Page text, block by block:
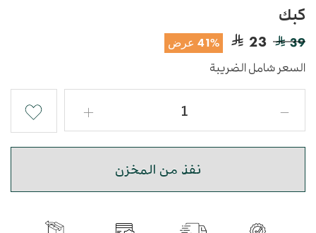
كبك
39
23 41% عرض
السعر شامل الضريبة
نفذ من المخزن